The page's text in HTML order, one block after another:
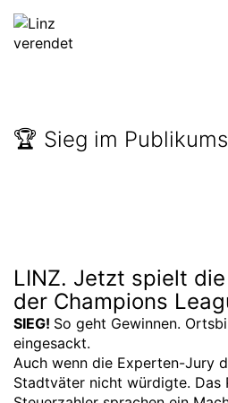
Zum
Inhalt
springen
Linz
verendet
🏆 Sieg im
LINZ. Jetzt spielt
der Champions
SIEG! So geht Gewinnen.
eingesackt.
Auch wenn die Experten-Jury
Stadtväter nicht würdigte. Das